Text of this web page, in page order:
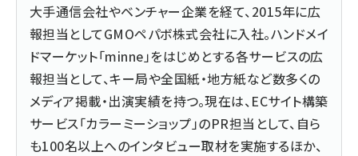
大手通信会社やベンチャー企業を経て、2015年に広
報担当としてGMOペパボ株式会社に入社。ハンドメイ
ドマーケット「minne」をはじめとする各サービスの広
報担当として、キー局や全国紙・地方紙など数多くの
メディア掲載・出演実績を持つ。現在は、ECサイト構築
サービス「カラーミーショップ」のPR担当として、 自ら
も100名以上へのインタビュー取材を実施するほか、